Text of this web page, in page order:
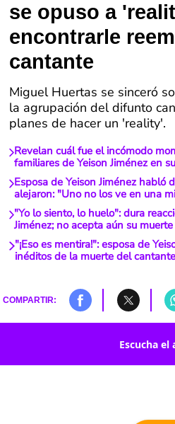
se opuso a
encontrarle
cantante
Miguel Huertas se sinceró
la agrupación del difunto
planes de hacer un 'reality'.
Revelan cuál fue el incómodo
familiares de Yeison Jiménez en
Esposa de Yeison Jiménez habló
alejaron: "Uno no los ve en una
"Yo lo siento, lo huelo": dura
Jiménez; no acepta aún su muerte
"¡Eso es mentira!": esposa de
inéditos de la muerte del cantante
COMPARTIR:
Escucha el